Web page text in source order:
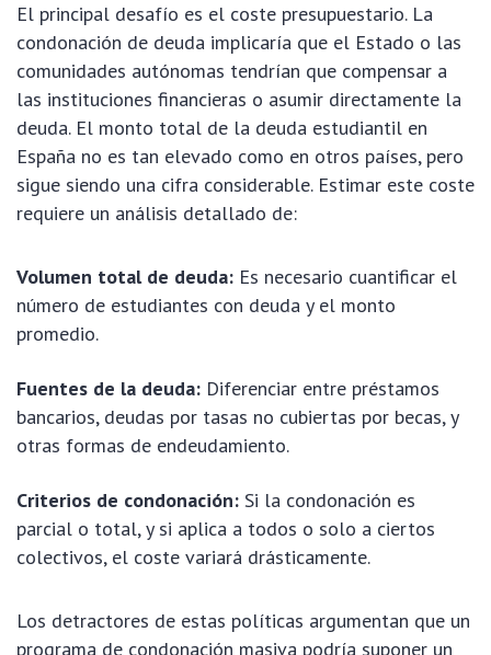
El principal desafío es el coste presupuestario. La
condonación de deuda implicaría que el Estado o las
comunidades autónomas tendrían que compensar a
las instituciones financieras o asumir directamente la
deuda. El monto total de la deuda estudiantil en
España no es tan elevado como en otros países, pero
sigue siendo una cifra considerable. Estimar este coste
requiere un análisis detallado de:
Volumen total de deuda: Es necesario cuantificar el
número de estudiantes con deuda y el monto
promedio.
Fuentes de la deuda: Diferenciar entre préstamos
bancarios, deudas por tasas no cubiertas por becas, y
otras formas de endeudamiento.
Criterios de condonación: Si la condonación es
parcial o total, y si aplica a todos o solo a ciertos
colectivos, el coste variará drásticamente.
Los detractores de estas políticas argumentan que un
programa de condonación masiva podría suponer un